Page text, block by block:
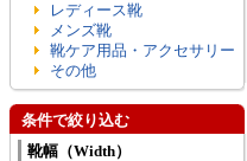
レディース靴
メンズ靴
靴ケア用品・アクセサリー
その他
条件で絞り込む
靴幅（Width）